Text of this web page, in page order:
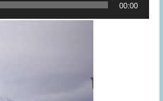
00:00